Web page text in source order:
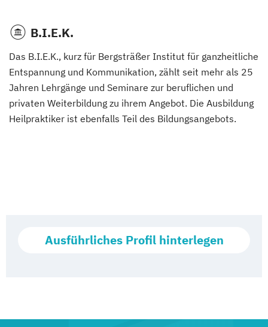
B.I.E.K.
Das B.I.E.K., kurz für Bergsträßer Institut für ganzheitliche
Entspannung und Kommunikation, zählt seit mehr als 25
Jahren Lehrgänge und Seminare zur beruflichen und
privaten Weiterbildung zu ihrem Angebot. Die Ausbildung
Heilpraktiker ist ebenfalls Teil des Bildungsangebots.
Ausführliches Profil hinterlegen